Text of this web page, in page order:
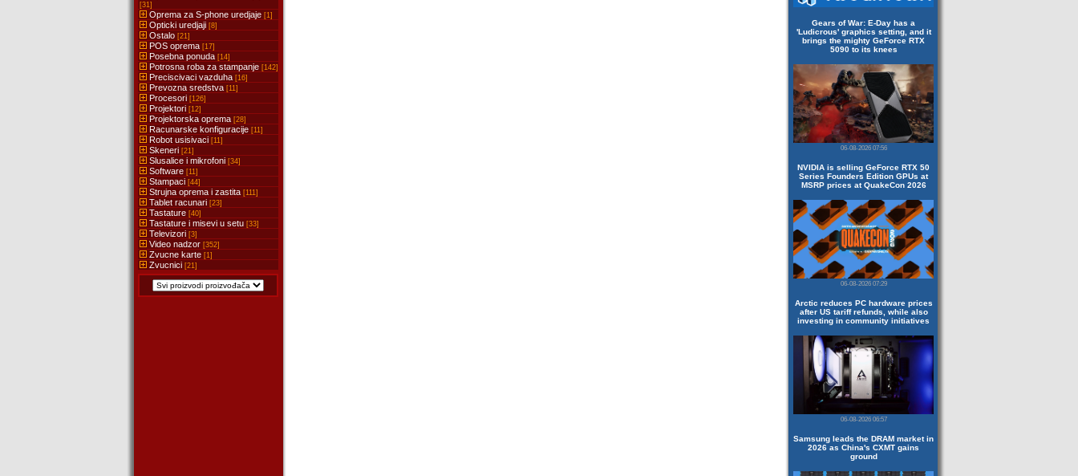
[31]
Oprema za S-phone uredjaje [1]
Opticki uredjaji [8]
Ostalo [21]
POS oprema [17]
Posebna ponuda [14]
Potrosna roba za stampanje [142]
Preciscivaci vazduha [16]
Prevozna sredstva [11]
Procesori [126]
Projektori [12]
Projektorska oprema [28]
Racunarske konfiguracije [11]
Robot usisivaci [11]
Skeneri [21]
Slusalice i mikrofoni [34]
Software [11]
Stampaci [44]
Strujna oprema i zastita [111]
Tablet racunari [23]
Tastature [40]
Tastature i misevi u setu [33]
Televizori [3]
Video nadzor [352]
Zvucne karte [1]
Zvucnici [21]
Gears of War: E-Day has a
'Ludicrous' graphics setting, and it
brings the mighty GeForce RTX
5090 to its knees
06-08-2026 07:56
NVIDIA is selling GeForce RTX 50
Series Founders Edition GPUs at
MSRP prices at QuakeCon 2026
06-08-2026 07:29
Arctic reduces PC hardware prices
after US tariff refunds, while also
investing in community initiatives
06-08-2026 06:57
Samsung leads the DRAM market in
2026 as China's CXMT gains
ground